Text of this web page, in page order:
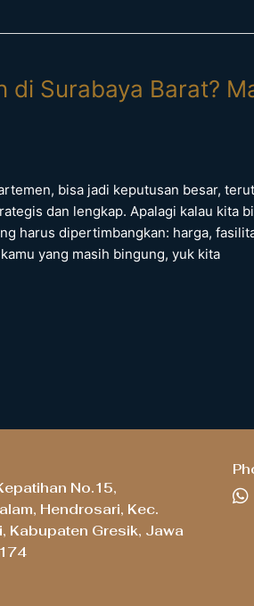
di Surabaya Barat?
bisa jadi keputusan besar,
dan lengkap. Apalagi kalau kita
harus dipertimbangkan: harga,
yang masih bingung, yuk kita
No.15,
Hendrosari, Kec.
Kabupaten Gresik, Jawa